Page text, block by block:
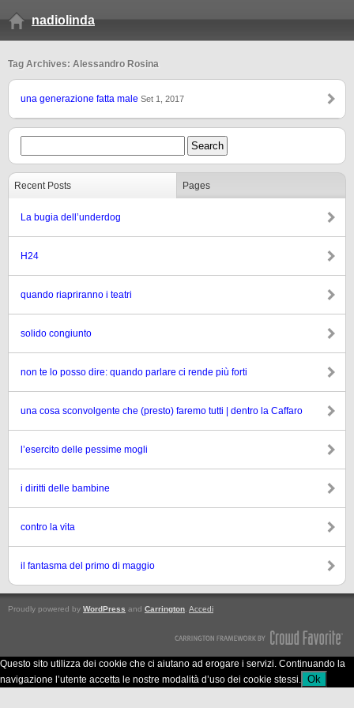
nadiolinda
Tag Archives: Alessandro Rosina
una generazione fatta male Set 1, 2017
Recent Posts Pages
La bugia dell’underdog
H24
quando riapriranno i teatri
solido congiunto
non te lo posso dire: quando parlare ci rende più forti
una cosa sconvolgente che (presto) faremo tutti | dentro la Caffaro
l’esercito delle pessime mogli
i diritti delle bambine
contro la vita
il fantasma del primo di maggio
Proudly powered by WordPress and Carrington Accedi
Questo sito utilizza dei cookie che ci aiutano ad erogare i servizi. Continuando la
navigazione l’utente accetta le nostre modalità d’uso dei cookie stessi. Ok